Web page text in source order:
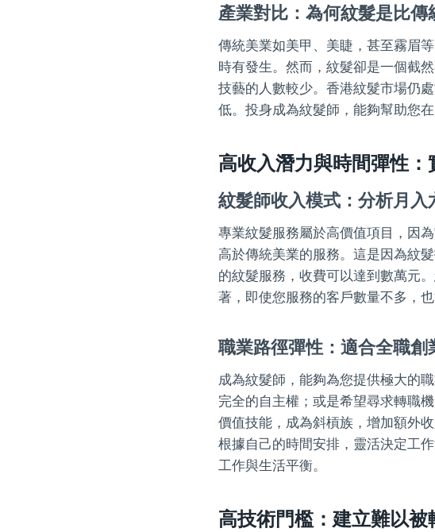
產業對比：為何紋髮是比
傳統美業如美甲、美睫，甚至霧眉
時有發生。然而，紋髮卻是一個截
技藝的人數較少。香港紋髮市場仍
低。投身成為紋髮師，能夠幫助您
高收入潛力與時間彈性
紋髮師收入模式：分析月入
專業紋髮服務屬於高價值項目，因
高於傳統美業的服務。這是因為紋
的紋髮服務，收費可以達到數萬元
著，即使您服務的客戶數量不多，
職業路徑彈性：適合全職創
成為紋髮師，能夠為您提供極大的
完全的自主權；或是希望尋求轉職
價值技能，成為斜槓族，增加額外
根據自己的時間安排，靈活決定工
工作與生活平衡。
高技術門檻：建立難以